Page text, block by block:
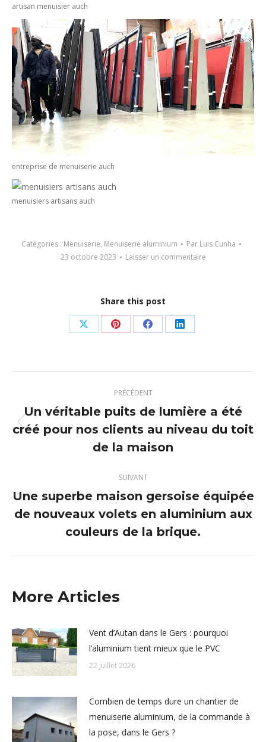
artisan menuisier auch
entreprise de menuiserie auch
menuisiers artisans auch
Catégories : Menuiserie, Menuiserie aluminium Par Luis Cunha
23 octobre 2023
Laisser un commentaire
Share this post
Partager
X
Partager
Pinterest
Partager
Facebook
Partager
LinkedIn
article
PRÉCÉDENT
Article
précédent
Un véritable puits de lumière a été
créé pour nos clients au niveau du toit
de la maison
SUIVANT
Article
suivant
Une superbe maison gersoise équipée
de nouveaux volets en aluminium aux
couleurs de la brique.
More Articles
Vent d’Autan dans le Gers : pourquoi
l’aluminium tient mieux que le PVC
22 juillet 2026
Combien de temps dure un chantier de
menuiserie aluminium, de la commande à
la pose, dans le Gers ?